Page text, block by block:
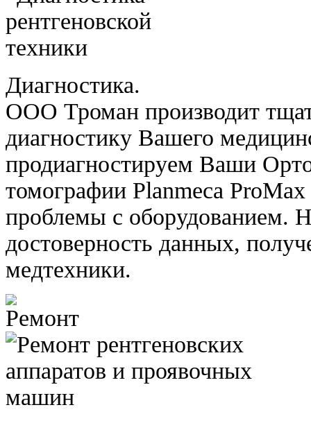
Диагностика.
ООО Троман производит
диагностику Вашего
продиагностируем Ваши
томографии Planmeca
проблемы с оборудованием.
достоверность данных,
медтехники.